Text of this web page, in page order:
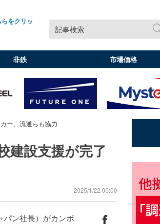
をクリッ
記事検索
非鉄 市場価格
ー、流通らも協力
建設支援が完了
2025/1/22 05:00
ン社長）がカンボ